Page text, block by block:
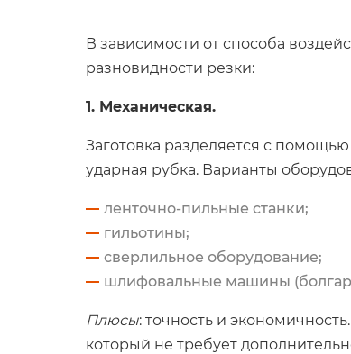
В зависимости от способа
разновидности резки:
1. Механическая.
Заготовка разделяется с
ударная рубка. Варианты
ленточно-пильные станки;
гильотины;
сверлильное оборудование;
шлифовальные машины
Плюсы: точность и
который не требует